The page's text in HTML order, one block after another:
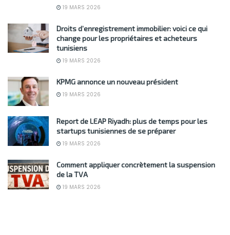
19 MARS 2026
Droits d’enregistrement immobilier: voici ce qui
change pour les propriétaires et acheteurs
tunisiens
19 MARS 2026
KPMG annonce un nouveau président
19 MARS 2026
Report de LEAP Riyadh: plus de temps pour les
startups tunisiennes de se préparer
19 MARS 2026
Comment appliquer concrètement la suspension
de la TVA
19 MARS 2026